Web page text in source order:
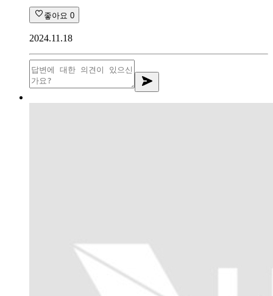
좋아요 0
2024.11.18